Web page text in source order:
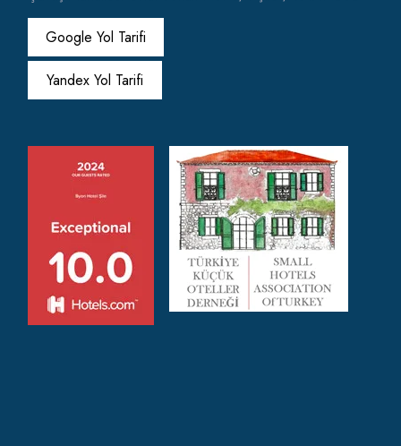
Google Yol Tarifi
Yandex Yol Tarifi